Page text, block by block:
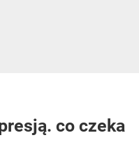
co czeka